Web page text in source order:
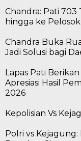
Chandra: Pati 703
hingga ke Pelosok
Chandra Buka
Jadi Solusi bagi
Lapas Pati
Apresiasi Hasil
2026
Kepolisian Vs
Polri vs